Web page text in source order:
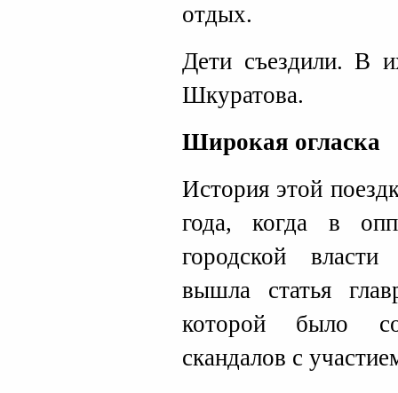
отдых.
Дети съездили. В
Шкуратова.
Широкая огласка
История этой
года, когда в
городской
вышла статья
которой было
скандалов с